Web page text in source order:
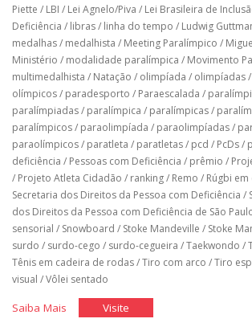
Piette / LBI / Lei Agnelo/Piva / Lei Brasileira de
Deficiência / libras/ linha do tempo / Ludwig
medalhas/ medalhista / Meeting Paralímpico /
Ministério / modalidade paralímpica / Movimento
multimedalhista / Natação / olimpíada / olimpíadas/
olímpicos/ paradesporto / Paraescalada /
paralímpiadas/ paralímpica / paralímpicas/
paralímpicos/ paraolimpíada / paraolimpíadas/
paraolímpicos/ paratleta / paratletas/ pcd / PcDs/
deficiência / Pessoas com Deficiência / prêmio /
/ Projeto Atleta Cidadão / ranking/ Remo / Rúgbi
Secretaria dos Direitos da Pessoa com Deficiência /
dos Direitos da Pessoa com Deficiência de São
sensorial / Snowboard / Stoke Mandeville / Stoke
surdo / surdo-cego / surdo-cegueira /Taekwondo /
Tênis em cadeira de rodas/Tiro com arco /Tiro
visual /Vôlei sentado
Saiba Mais"HistóriaVisite"História